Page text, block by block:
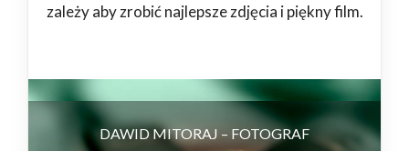
zależy aby zrobić najlepsze zdjęcia i piękny film.
DAWID MITORAJ – FOTOGRAF